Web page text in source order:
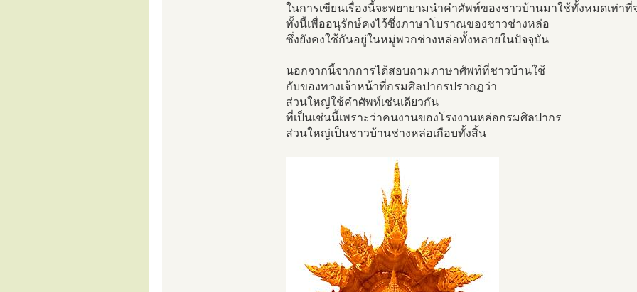
ในการเขียนเรื่องนี้จะพยายามนำคำศัพท์ของชาวบ้านมาใช้ทั้งหมดเท่าที่
ทั้งนี้เพื่ออนุรักษ์คงไว้ซึ่งภาษาโบราณของชาวช่างหล่อ
ซึ่งยังคงใช้กันอยู่ในหมู่พวกช่างหล่อทั้งหลายในปัจจุบัน
นอกจากนี้จากการได้สอบถามภาษาศัพท์ที่ชาวบ้านใช้
กับของทางเจ้าหน้าที่กรมศิลปากรปรากฏว่า
ส่วนใหญ่ใช้คำศัพท์เช่นเดียวกัน
ที่เป็นเช่นนี้เพราะว่าคนงานของโรงงานหล่อกรมศิลปากร
ส่วนใหญ่เป็นชาวบ้านช่างหล่อเกือบทั้งสิ้น